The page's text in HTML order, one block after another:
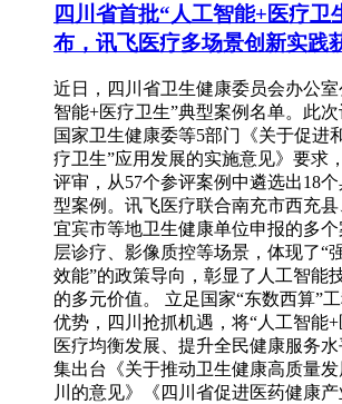
四川省首批“人工智能+医疗卫
布，讯飞医疗多场景创新实践
近日，四川省卫生健康委员会办公
智能+医疗卫生”典型案例名单。此
国家卫生健康委等5部门《关于促进
疗卫生”应用发展的实施意见》要求
评审，从57个参评案例中遴选出18
型案例。讯飞医疗联合南充市西充县
宜宾市等地卫生健康单位申报的多
层诊疗、影像质控等场景，体现了“
效能”的政策导向，彰显了人工智能
的多元价值。 立足国家“东数西算”
优势，四川抢抓机遇，将“人工智能
医疗均衡发展、提升全民健康服务
集出台《关于推动卫生健康高质量
川的意见》《四川省促进医药健康产